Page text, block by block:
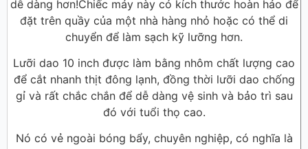
dễ dàng hơn!Chiếc máy này có kích thước hoàn hảo để
đặt trên quầy của một nhà hàng nhỏ hoặc có thể di
chuyển để làm sạch kỹ lưỡng hơn.
Lưỡi dao 10 inch được làm bằng nhôm chất lượng cao
để cắt nhanh thịt đông lạnh, đồng thời lưỡi dao chống
gỉ và rất chắc chắn để dễ dàng vệ sinh và bảo trì sau
đó với tuổi thọ cao.
Nó có vẻ ngoài bóng bẩy, chuyên nghiệp, có nghĩa là